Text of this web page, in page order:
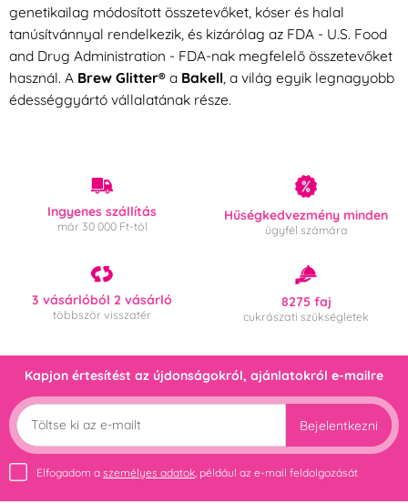
genetikailag módosított összetevőket, kóser és halal
tanúsítvánnyal rendelkezik, és kizárólag az FDA - U.S. Food
and Drug Administration - FDA-nak megfelelő összetevőket
használ. A Brew Glitter® a Bakell , a világ egyik legnagyobb
édességgyártó vállalatának része.
Ingyenes szállítás
már 30 000 Ft-tól
Hűségkedvezmény minden
ügyfél számára
3 vásárlóból 2 vásárló
többször visszatér
8275 faj
cukrászati szükségletek
Kapjon értesítést az újdonságokról, ajánlatokról e-mailre
Bejelentkezni
Elfogadom a személyes adatok, például az e-mail feldolgozását